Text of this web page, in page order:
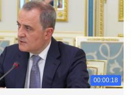
00:00:18